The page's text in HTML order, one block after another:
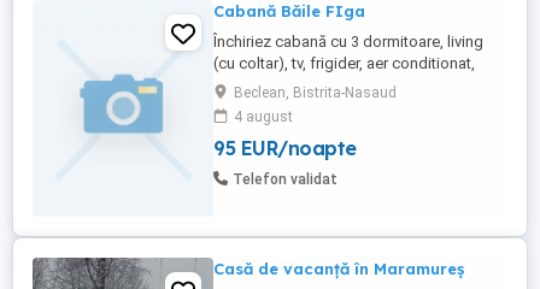
Cabană Băile FIga
Închiriez cabană cu 3 dormitoare, living
(cu coltar), tv, frigider, aer conditionat,
foisor si grătar in curte.
Beclean, Bistrita-Nasaud
4 august
95 EUR/noapte
Telefon validat
Casă de vacanță în Maramureș